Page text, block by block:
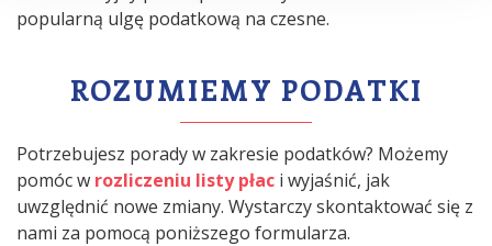
popularną ulgę podatkową na czesne.
ROZUMIEMY PODATKI
Potrzebujesz porady w zakresie podatków? Możemy
pomóc w rozliczeniu listy płac i wyjaśnić, jak
uwzględnić nowe zmiany. Wystarczy skontaktować się z
nami za pomocą poniższego formularza.